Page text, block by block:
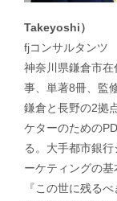
Takeyoshi）
fjコンサルタンツ
神奈川県鎌倉市
事、単著8冊、監
鎌倉と長野の2拠
ケターのための
る。大手都市銀
ーケティングの
『この世に残る